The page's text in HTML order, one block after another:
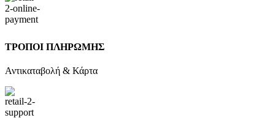
ΤΡΟΠΟΙ ΠΛΗΡΩΜΗΣ
Αντικαταβολή & Κάρτα